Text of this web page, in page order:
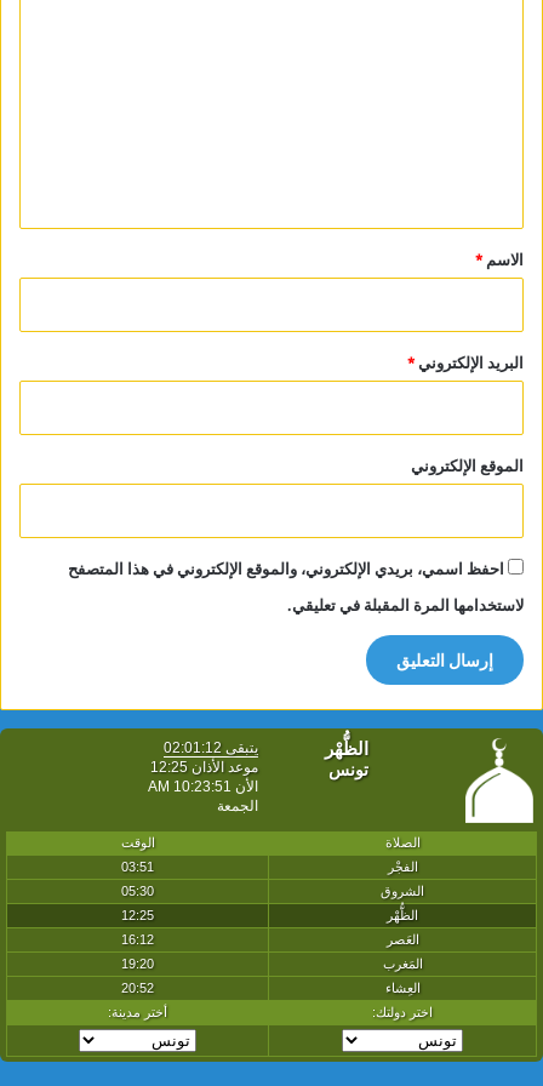
*
الاسم *
البريد الإلكتروني*
الموقع الإلكتروني
احفظ اسمي، بريدي الإلكتروني، والموقع الإلكتروني في هذا المتصفح
لاستخدامها المرة المقبلة في تعليقي.